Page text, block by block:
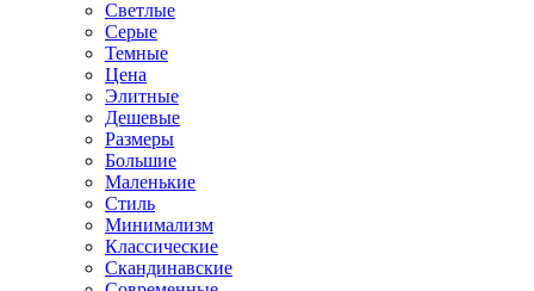
Светлые
Серые
Темные
Цена
Элитные
Дешевые
Размеры
Большие
Маленькие
Стиль
Минимализм
Классические
Скандинавские